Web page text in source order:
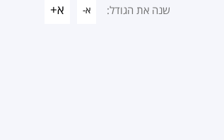
שנה את הגודל: א- א+